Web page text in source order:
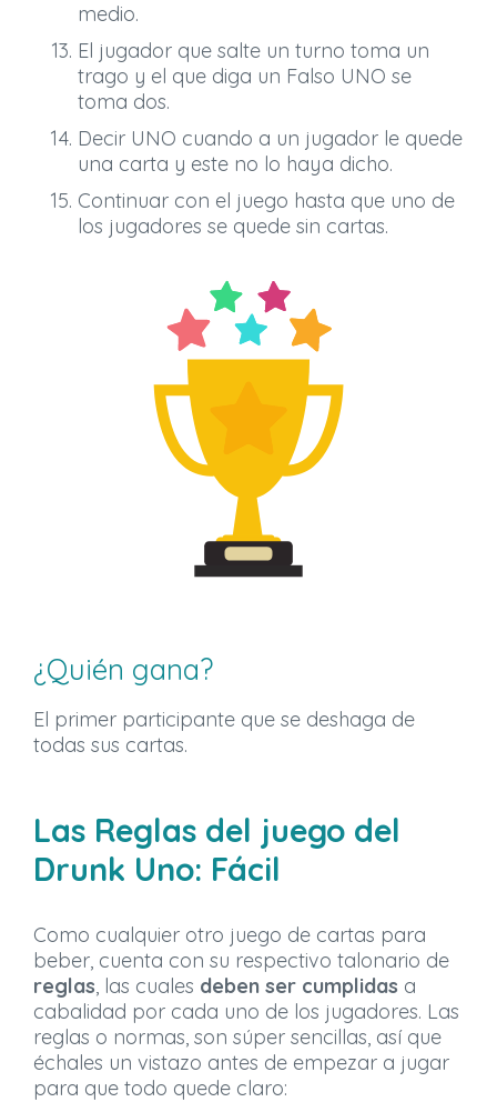
medio.
El jugador que salte un turno toma un
trago y el que diga un Falso UNO se
toma dos.
Decir UNO cuando a un jugador le quede
una carta y este no lo haya dicho.
Continuar con el juego hasta que uno de
los jugadores se quede sin cartas.
¿Quién gana?
El primer participante que se deshaga de
todas sus cartas.
Las Reglas del juego del
Drunk Uno: Fácil
Como cualquier otro juego de cartas para
beber, cuenta con su respectivo talonario de
reglas, las cuales deben ser cumplidas a
cabalidad por cada uno de los jugadores. Las
reglas o normas, son súper sencillas, así que
échales un vistazo antes de empezar a jugar
para que todo quede claro: